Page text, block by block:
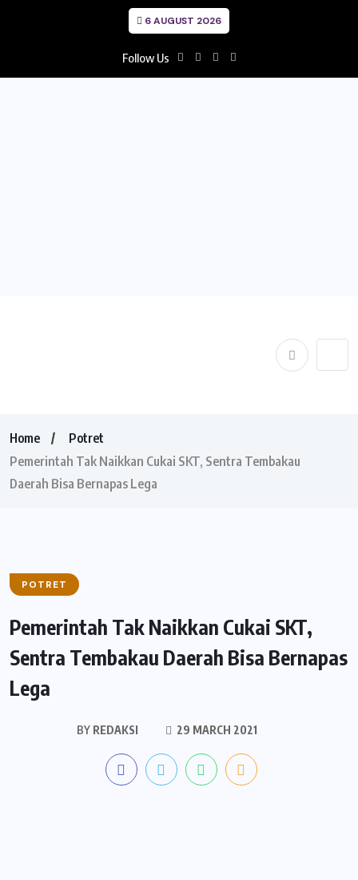
6 AUGUST 2026
Follow Us
Home
Potret
Pemerintah Tak Naikkan Cukai SKT, Sentra Tembakau
Daerah Bisa Bernapas Lega
POTRET
Pemerintah Tak Naikkan Cukai SKT,
Sentra Tembakau Daerah Bisa Bernapas
Lega
BY REDAKSI 29 MARCH 2021